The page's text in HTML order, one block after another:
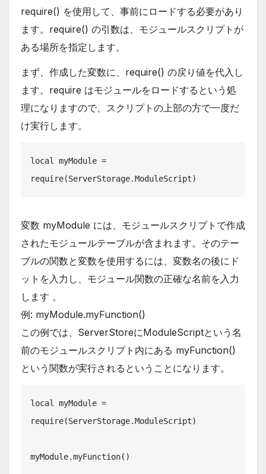
require() を使用して、事前にロードする必要があり
ます。require() の引数は、モジュールスクリプトが
ある場所を指定します。
まず、作成した変数に、require() の戻り値を代入し
ます。require はモジュールをロードするという処
理になりますので、スクリプトの上部の方で一度だ
け実行します。
local myModule =
require(ServerStorage.ModuleScript)
変数 myModule には、モジュールスクリプトで作成
されたモジュールテーブルが含まれます。そのテー
ブルの関数と変数を使用するには、変数名の後にド
ットを入力し、モジュール関数の正確な名前を入力
します 。
例: myModule.myFunction()
この例では、ServerStoreにModuleScriptという名
前のモジュールスクリプト内にある myFunction()
という関数が実行されるということになります。
local myModule =
require(ServerStorage.ModuleScript)
myModule.myFunction()